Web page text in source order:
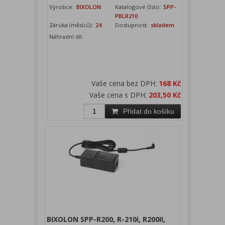
Výrobce: BIXOLON Katalogové číslo: SPP-
PBLR210
Záruka (měsíců): 24 Dostupnost: skladem
Náhradní díl.
Vaše cena bez DPH: 168 Kč
Vaše cena s DPH: 203,50 Kč
Přidat do košíku
BIXOLON SPP-R200, R-210i, R200II,